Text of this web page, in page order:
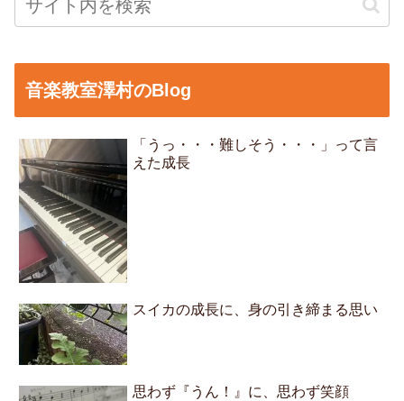
音楽教室澤村のBlog
「うっ・・・難しそう・・・」って言
えた成長
スイカの成長に、身の引き締まる思い
思わず『うん！』に、思わず笑顔